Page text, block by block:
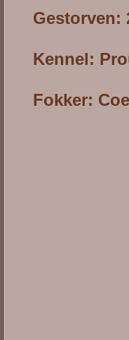
Gestorven:
Kennel:
Fokker: